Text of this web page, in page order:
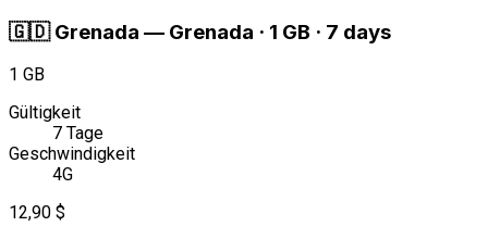
🇬🇩 Grenada — Grenada · 1 GB · 7 days
1 GB
Gültigkeit
7 Tage
Geschwindigkeit
4G
12,90 $